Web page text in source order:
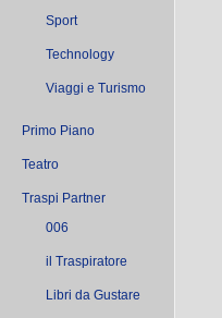
Sport
Technology
Viaggi e Turismo
Primo Piano
Teatro
Traspi Partner
006
il Traspiratore
Libri da Gustare